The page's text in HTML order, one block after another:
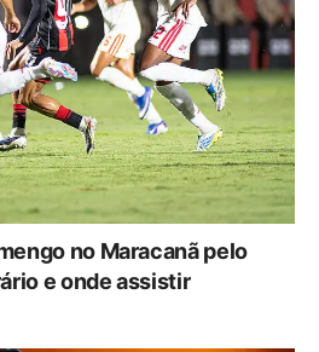
no Maracanã pelo
e onde assistir